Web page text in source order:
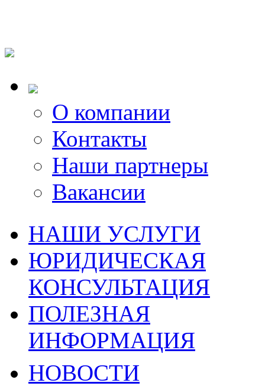
О компании
Контакты
Наши партнеры
Вакансии
НАШИ УСЛУГИ
ЮРИДИЧЕСКАЯ
КОНСУЛЬТАЦИЯ
ПОЛЕЗНАЯ
ИНФОРМАЦИЯ
НОВОСТИ